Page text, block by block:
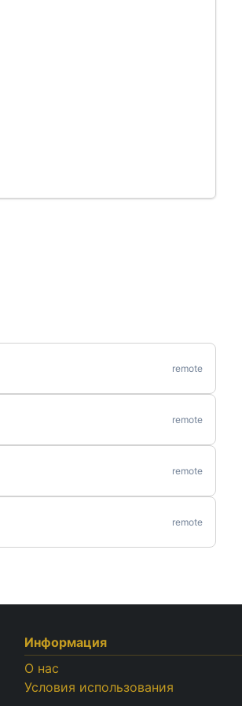
remote
remote
remote
remote
Информация
О нас
Условия использования